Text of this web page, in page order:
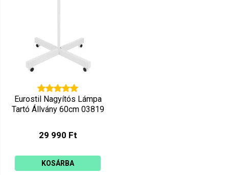
Eurostil Nagyítós Lámpa
Tartó Állvány 60cm 03819
29 990 Ft
KOSÁRBA